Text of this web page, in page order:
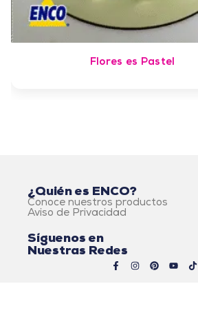
Flores es Pastel
¿Quién es ENCO?
Conoce nuestros productos
Aviso de Privacidad
Síguenos en
Nuestras Redes